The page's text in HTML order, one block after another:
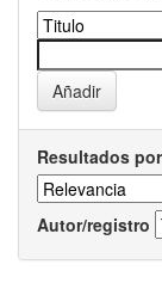
Resultados
Autor/registro